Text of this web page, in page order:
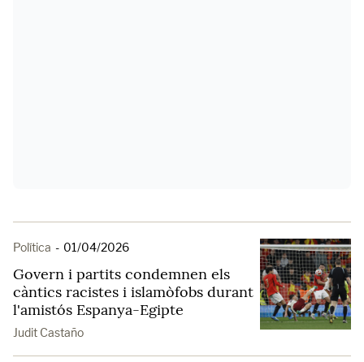
Política - 01/04/2026
Govern i partits condemnen els
càntics racistes i islamòfobs durant
l'amistós Espanya-Egipte
Judit Castaño